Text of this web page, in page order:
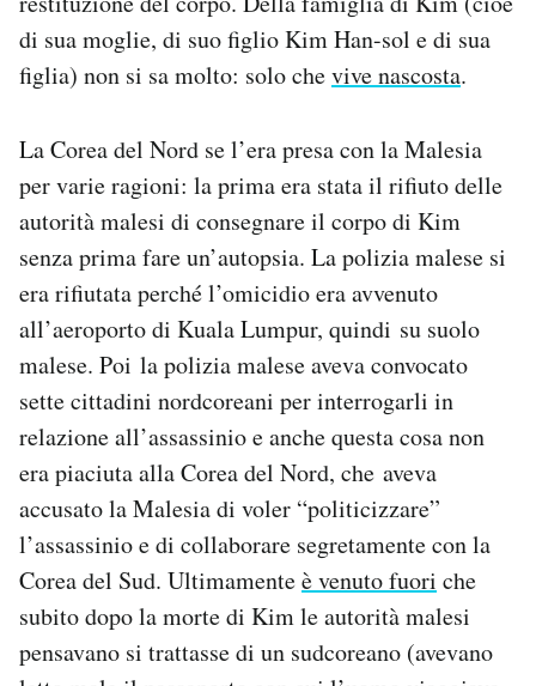
di sua moglie, di suo figlio Kim Han-sol e di sua
figlia) non si sa molto: solo chevive nascosta.
La Corea del Nord se l’era presa con la Malesia
per varie ragioni: la prima era stata il rifiuto delle
autorità malesi di consegnare il corpo di Kim
senza prima fare un’autopsia. La polizia malese si
era rifiutata perché l’omicidio era avvenuto
all’aeroporto di Kuala Lumpur, quindi su suolo
malese. Poi la polizia malese aveva convocato
sette cittadini nordcoreani per interrogarli in
relazione all’assassinio e anche questa cosa non
era piaciuta alla Corea del Nord, che aveva
accusato la Malesia di voler “politicizzare”
l’assassinio e di collaborare segretamente con la
Corea del Sud. Ultimamenteè venuto fuori che
subito dopo la morte di Kim le autorità malesi
pensavano si trattasse di un sudcoreano (avevano